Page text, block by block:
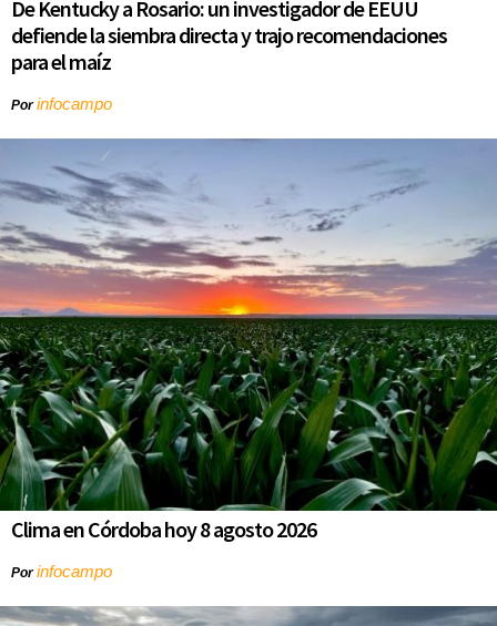
De Kentucky a Rosario: un investigador de EEUU
defiende la siembra directa y trajo recomendaciones
para el maíz
Porinfocampo
Clima en Córdoba hoy 8 agosto 2026
Porinfocampo